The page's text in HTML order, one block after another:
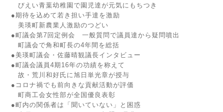
びえい青葉幼稚園で園児達が元気にもちつき
●期待を込めて若き担い手達を激励
美瑛町新農業人激励のつどい
●町議会第7回定例会 一般質問で議員達から疑問噴出
町議会で角和町長の4年間を総括
●美瑛町議会・佐藤晴観議長インタビュー
●町議会議員4期16年の功績を称えて
故・荒川和好氏に旭日単光章が授与
●コロナ禍でも前向きな貢献活動が評価
町商工会女性部が全国優良表彰
●町内の関係者は「聞いていない」と困惑